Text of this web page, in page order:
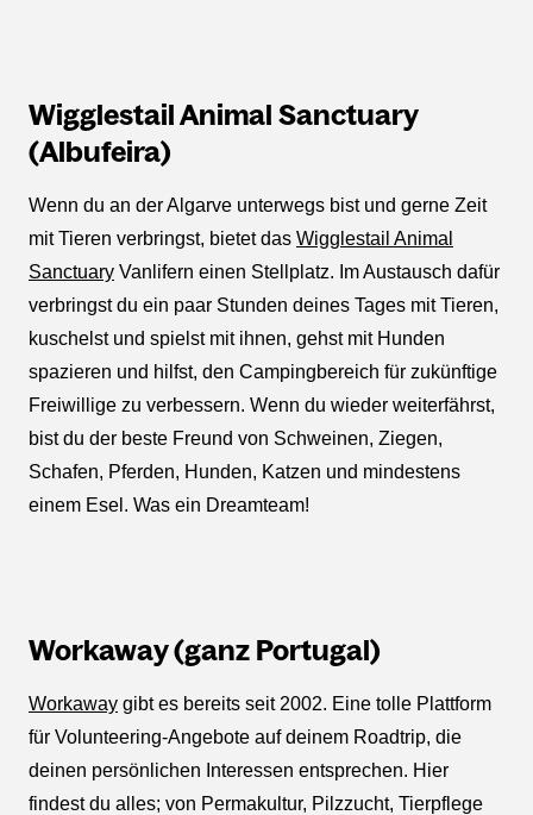
Wigglestail Animal Sanctuary
(Albufeira)
Wenn du an der Algarve unterwegs bist und gerne Zeit
mit Tieren verbringst, bietet das Wigglestail Animal
Sanctuary Vanlifern einen Stellplatz. Im Austausch dafür
verbringst du ein paar Stunden deines Tages mit Tieren,
kuschelst und spielst mit ihnen, gehst mit Hunden
spazieren und hilfst, den Campingbereich für zukünftige
Freiwillige zu verbessern. Wenn du wieder weiterfährst,
bist du der beste Freund von Schweinen, Ziegen,
Schafen, Pferden, Hunden, Katzen und mindestens
einem Esel. Was ein Dreamteam!
Workaway (ganz Portugal)
Workaway gibt es bereits seit 2002. Eine tolle Plattform
für Volunteering-Angebote auf deinem Roadtrip, die
deinen persönlichen Interessen entsprechen. Hier
findest du alles; von Permakultur, Pilzzucht, Tierpflege